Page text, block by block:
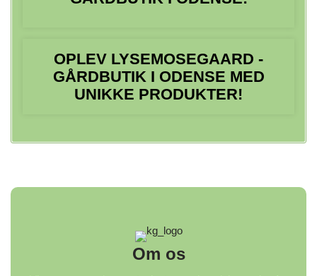
OPLEV LYSEMOSEGAARD -
GÅRDBUTIK I ODENSE MED
UNIKKE PRODUKTER!
Om os